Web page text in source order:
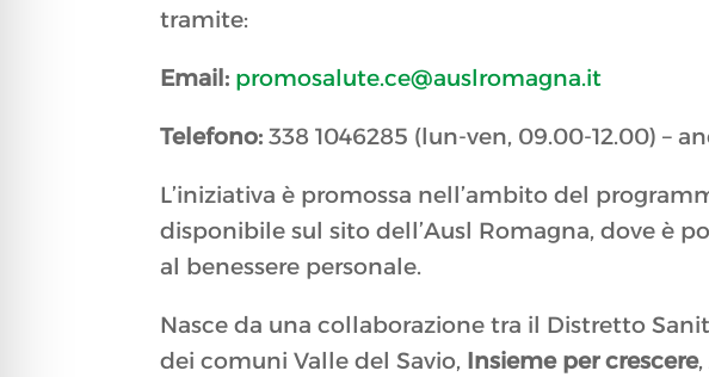
tramite:
Email: promosalute.ce@auslromagna.it
Telefono: 338 1046285 (lun-ven, 09.00-12.00) –
L’iniziativa è promossa nell’ambito del
disponibile sul sito dell’Ausl Romagna, dove è
al benessere personale.
Nasce da una collaborazione tra il Distretto
dei comuni Valle del Savio, Insieme per crescere,